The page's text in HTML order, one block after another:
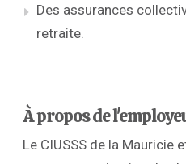
Des assurances
retraite.
À propos de
Le CIUSSS de la Mauricie